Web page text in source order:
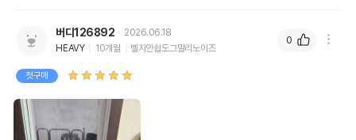
버디126892
2026.06.18
HEAVY
10개월 벨지안쉽도그말리노이즈
첫구매
0